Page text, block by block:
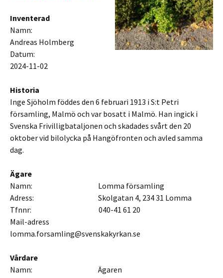
Inventerad
Namn:
Andreas Holmberg
Datum:
2024-11-02
Historia
Inge Sjöholm föddes den 6 februari 1913 i S:t Petri
församling, Malmö och var bosatt i Malmö. Han ingick i
Svenska Frivilligbataljonen och skadades svårt den 20
oktober vid bilolycka på Hangöfronten och avled samma
dag.
Ägare
Namn: Lomma församling
Adress: Skolgatan 4, 234 31 Lomma
Tfnnr: 040-41 61 20
Mail-adress
lomma.forsamling@svenskakyrkan.se
Vårdare
Namn: Ägaren